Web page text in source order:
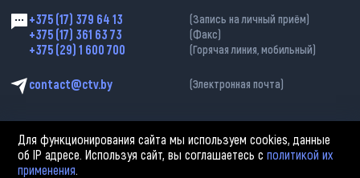
+375 (17) 379 64 13 (Запись на личный приём)
+375 (17) 361 63 73 (Факс)
+375 (29) 1 600 700 (Горячая линия, мобильный)
contact@ctv.by (Электронная почта)
Для функционирования сайта мы используем cookies, данные
об IP адресе. Используя сайт, вы соглашаетесь сполитикой их
применения.